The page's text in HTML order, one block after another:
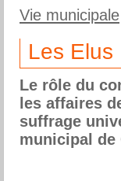
Vie municipale
Les Elus
Le rôle du
les affaires
suffrage
municipal de